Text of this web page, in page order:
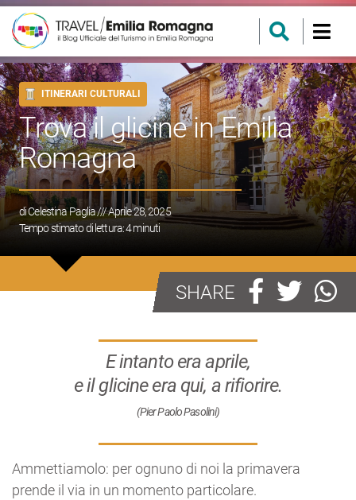
ITINERARI CULTURALI
Trova il glicine in Emilia
Romagna
diCelestina Paglia/// Aprile 28, 2025
Tempo stimato di lettura:4minuti
SHARE
E intanto era aprile,
e il glicine era qui, a rifiorire.
(Pier Paolo Pasolini)
Ammettiamolo: per ognuno di noi la primavera
prende il via in un momento particolare.